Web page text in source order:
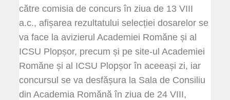
către comisia de concurs în ziua de 13 VIII
a.c., afișarea rezultatului selecției dosarelor se
va face la avizierul Academiei Romăne și al
ICSU Plopșor, precum și pe site-ul Academiei
Romăne și al ICSU Plopșor în aceeași zi, iar
concursul se va desfășura la Sala de Consiliu
din Academia Romănă în ziua de 24 VIII,